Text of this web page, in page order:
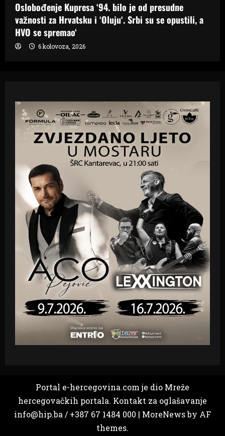
Oslobođenje Kupresa ‘94. bilo je od presudne
važnosti za Hrvatsku i ‘Oluju‘. Srbi su se opustili, a
HVO se spremao‘
6 kolovoza, 2026
Portal e-hercegovina.com je dio Mreže
hercegovačkih portala. Kontakt za oglašavanje
info@hip.ba / +387 67 1484 000 | MoreNewsby AF
themes.